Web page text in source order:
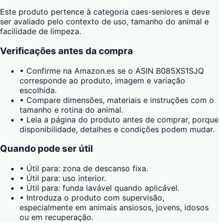
Este produto pertence à categoria caes-seniores e deve
ser avaliado pelo contexto de uso, tamanho do animal e
facilidade de limpeza.
Verificações antes da compra
• Confirme na Amazon.es se o ASIN B085XS1SJQ
corresponde ao produto, imagem e variação
escolhida.
• Compare dimensões, materiais e instruções com o
tamanho e rotina do animal.
• Leia a página do produto antes de comprar, porque
disponibilidade, detalhes e condições podem mudar.
Quando pode ser útil
• Útil para: zona de descanso fixa.
• Útil para: uso interior.
• Útil para: funda lavável quando aplicável.
• Introduza o produto com supervisão,
especialmente em animais ansiosos, jovens, idosos
ou em recuperação.